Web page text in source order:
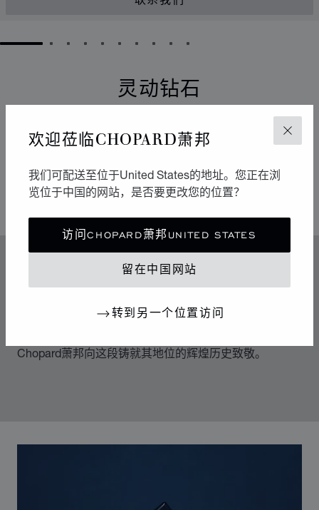
关闭
欢迎莅临CHOPARD萧邦
我们可配送至位于United States的地址。您正在浏
览位于中国的网站，是否要更改您的位置？
访问CHOPARD萧邦UNITED STATES
留在中国网站
转到另一个位置访问
GO TO SLIDE 1GO TO SLIDE 2
GO TO SLIDE 3
GO TO SLIDE 4
GO TO SLIDE 5
GO TO SLIDE 6
GO TO SLIDE 7
GO TO SLIDE 8
GO TO SLIDE 9
GO TO SLIDE 10
灵动钻石
它们以流畅的运动点亮周围的环境。自从1976年于
Chopard萧邦工坊诞生以来，Happy Diamonds一直在传
有趣的表演，其中传达出的自由与光明令人不禁扬起迷人
的微笑。
传奇的灵动钻石
70年代中期，Chopard萧邦突破制表和奢华珠宝业的准
Chopard萧邦向这段铸就其地位的辉煌历史致敬。